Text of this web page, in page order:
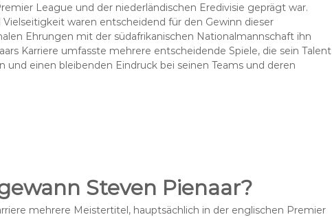
League und der niederländischen Eredivisie geprägt war.
waren entscheidend für den Gewinn dieser
Ehrungen mit der südafrikanischen Nationalmannschaft ihn
Karriere umfasste mehrere entscheidende Spiele, die sein Talent
einen bleibenden Eindruck bei seinen Teams und deren
Steven Pienaar?
mehrere Meistertitel, hauptsächlich in der englischen Premier